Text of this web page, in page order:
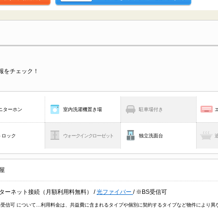
をチェック！
ターホン 室内洗濯機置き場 駐車場付き
ロック ウォークインクローゼット 独立洗面台
ーネット接続（月額利用料無料） /光ファイバー / ※BS受信可
信可 について…利用料金は、共益費に含まれるタイプや個別に契約するタイプなど物件により異